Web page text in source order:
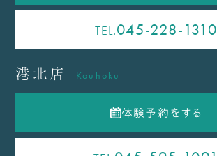
TEL.045-228-1310
港北店 Kouhoku
体験予約をする